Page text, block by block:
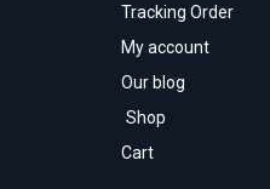
Tracking Order
My account
Our blog
Shop
Cart